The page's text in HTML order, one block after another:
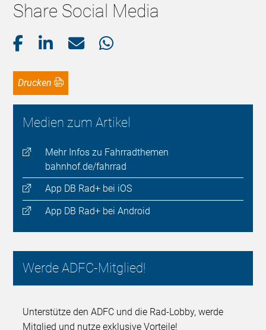
Share Social Media
Drucken
Medien zum Artikel
Mehr Infos zu Fahrradthemen
bahnhof.de/fahrrad
App DB Rad+ bei iOS
App DB Rad+ bei Android
Werde ADFC-Mitglied!
Unterstütze den ADFC und die Rad-Lobby, werde
Mitglied und nutze exklusive Vorteile!